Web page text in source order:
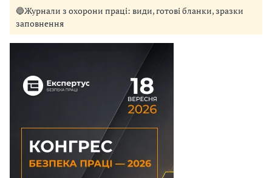
🔵Журнали з охорони праці: види, готові бланки, зразки
заповнення